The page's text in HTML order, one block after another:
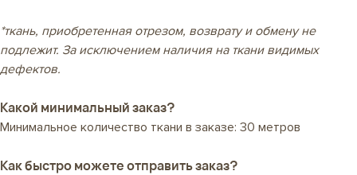
*ткань, приобретенная отрезом, возврату и обмену не
подлежит. За исключением наличия на ткани видимых
дефектов.
Какой минимальный заказ?
Минимальное количество ткани в заказе: 30 метров
Как быстро можете отправить заказ?